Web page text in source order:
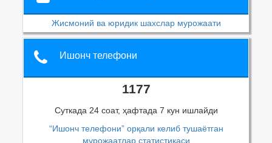
Жисмоний ва юридик шахслар мурожаати
Ишонч телефони
1177
Суткада 24 соат, ҳафтада 7 кун ишлайди
“Ишонч телефони” орқали келиб тушаётган
мурожаатлар статистикаси